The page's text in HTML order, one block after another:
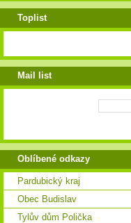
Toplist
Mail list
Oblíbené odkazy
Pardubický kraj
Obec Budislav
Tylův dům Polička